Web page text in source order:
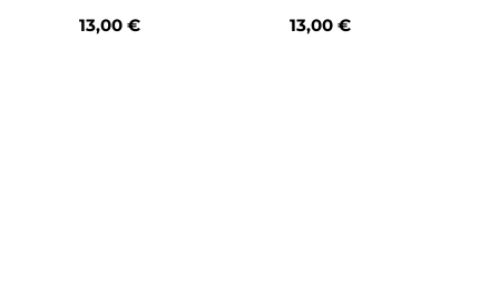
13,00 € 13,00 €